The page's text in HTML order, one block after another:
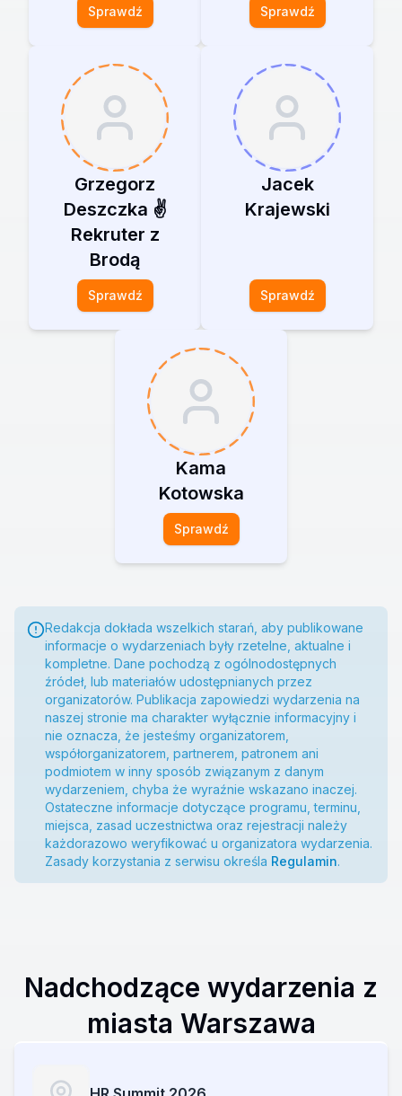
Sprawdź Sprawdź
Grzegorz
Deszczka ✌️
Rekruter z
Brodą
Sprawdź
Jacek
Krajewski
Sprawdź
Kama
Kotowska
Sprawdź
Redakcja dokłada wszelkich starań, aby publikowane
informacje o wydarzeniach były rzetelne, aktualne i
kompletne. Dane pochodzą z ogólnodostępnych
źródeł, lub materiałów udostępnianych przez
organizatorów. Publikacja zapowiedzi wydarzenia na
naszej stronie ma charakter wyłącznie informacyjny i
nie oznacza, że jesteśmy organizatorem,
współorganizatorem, partnerem, patronem ani
podmiotem w inny sposób związanym z danym
wydarzeniem, chyba że wyraźnie wskazano inaczej.
Ostateczne informacje dotyczące programu, terminu,
miejsca, zasad uczestnictwa oraz rejestracji należy
każdorazowo weryfikować u organizatora wydarzenia.
Zasady korzystania z serwisu określa Regulamin.
Nadchodzące wydarzenia z
miasta Warszawa